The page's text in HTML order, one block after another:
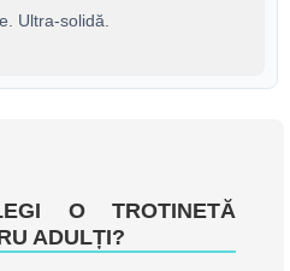
Ultra-solidă.
O TROTINETĂ
ADULȚI?